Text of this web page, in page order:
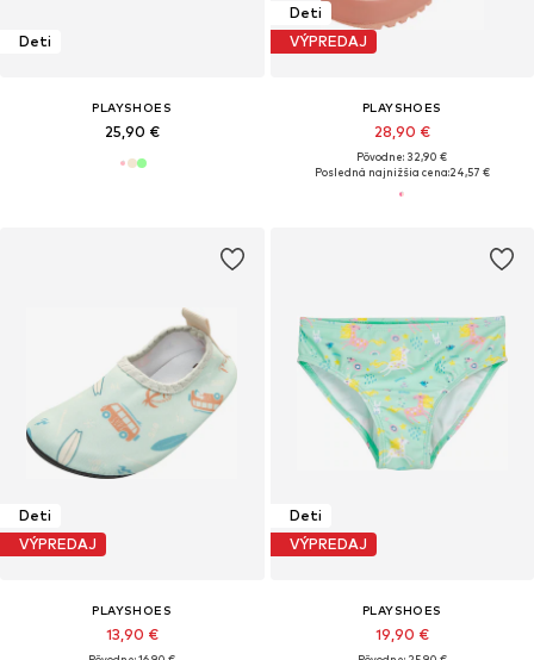
Deti
PLAYSHOES
25,90 €
Deti
VÝPREDAJ
PLAYSHOES
28,90 €
Pôvodne: 32,90 €
Posledná najnižšia cena:24,57 €
Deti
VÝPREDAJ
PLAYSHOES
13,90 €
Deti
VÝPREDAJ
PLAYSHOES
19,90 €